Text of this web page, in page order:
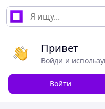
Привет
Войди и
Войти